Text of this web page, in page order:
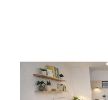
ROANNE 42
22 m2, 1 pièce
Ref : 6102